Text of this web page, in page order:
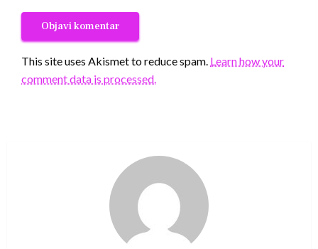
This site uses Akismet to reduce spam. Learn how your
comment data is processed.